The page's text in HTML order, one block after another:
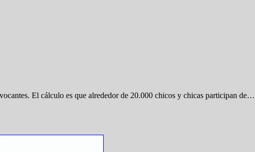
El cálculo es que alrededor de 20.000 chicos y chicas participan de…